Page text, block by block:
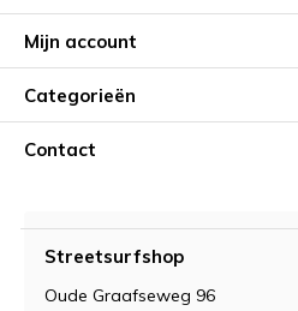
Mijn account
Categorieën
Contact
Streetsurfshop
Oude Graafseweg 96